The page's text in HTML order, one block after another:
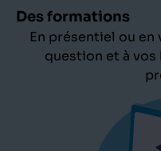
Des formations
En présentiel ou
question et à